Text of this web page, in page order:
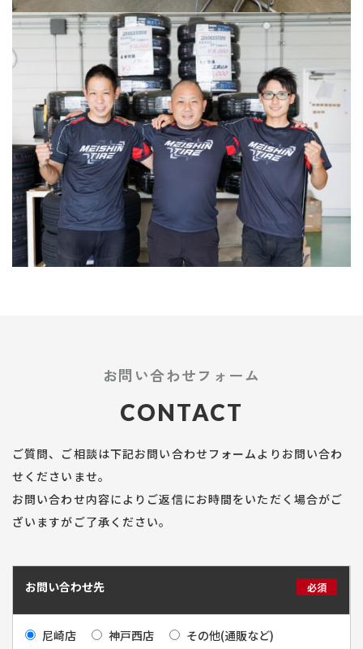
お問い合わせフォーム
CONTACT
ご質問、ご相談は下記お問い合わせフォームよりお問い合わ
せくださいませ。
お問い合わせ内容によりご返信にお時間をいただく場合がご
ざいますがご了承ください。
お問い合わせ先 必須
尼崎店 神戸西店 その他(通販など)